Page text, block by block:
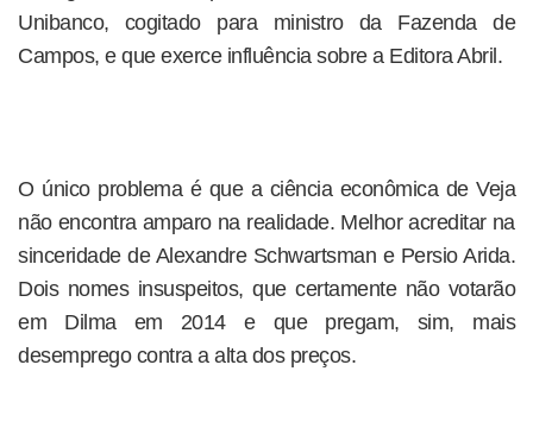
Unibanco, cogitado para ministro da Fazenda de
Campos, e que exerce influência sobre a Editora Abril.
O único problema é que a ciência econômica de Veja
não encontra amparo na realidade. Melhor acreditar na
sinceridade de Alexandre Schwartsman e Persio Arida.
Dois nomes insuspeitos, que certamente não votarão
em Dilma em 2014 e que pregam, sim, mais
desemprego contra a alta dos preços.